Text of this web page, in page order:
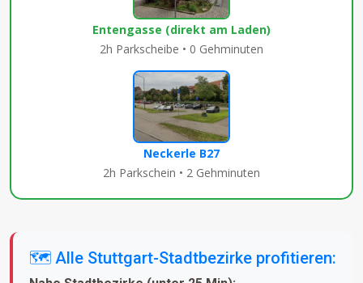
Entengasse (direkt am Laden)
2h Parkscheibe • 0 Gehminuten
Neckerle B27
2h Parkschein • 2 Gehminuten
🗺️ Alle Stuttgart-Stadtbezirke profitieren: